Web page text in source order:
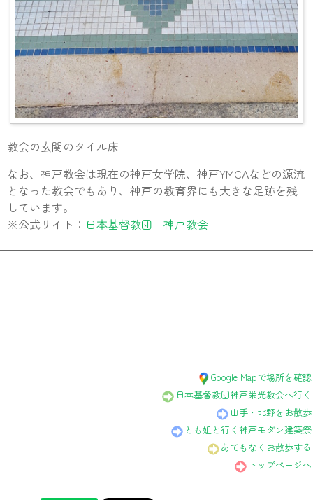
教会の玄関のタイル床
なお、神戸教会は現在の神戸女学院、神戸YMCAなどの源流
となった教会でもあり、神戸の教育界にも大きな足跡を残
しています。
※公式サイト： 日本基督教団 神戸教会
Google Mapで場所を確認
日本基督教団神戸栄光教会へ行く
山手・北野をお散歩
とも姐と行く神戸モダン建築祭
あてもなくお散歩する
トップページへ